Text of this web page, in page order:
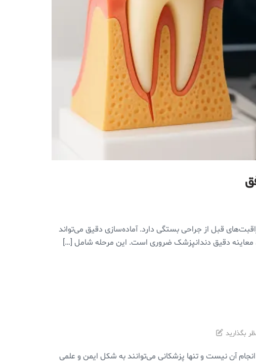
قبل از جراحی بستگی دارد. آماده‌سازی دقیق می‌تواند
دقیق دندانپزشک ضروری است. این مرحله شامل […]
بگذارید
آن نیست و تنها پزشکانی می‌توانند به شکل ایمن و علمی